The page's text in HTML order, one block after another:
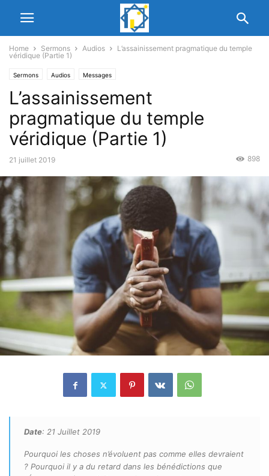
Home Sermons Audios
L’assainissement pragmatique du temple
véridique (Partie 1)
Sermons Audios Messages
L’assainissement
pragmatique du temple
véridique (Partie 1)
21 juillet 2019 898
Date: 21 Juillet 2019
Pourquoi les choses n’évoluent pas comme elles devraient
? Pourquoi il y a du retard dans les bénédictions que